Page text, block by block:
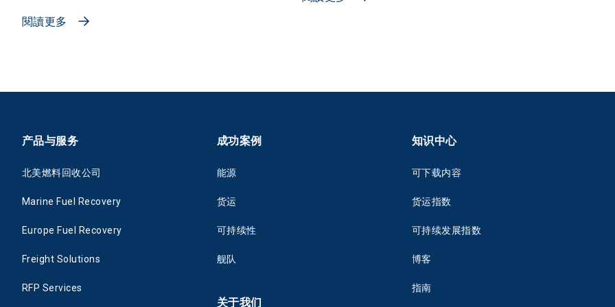
閱讀更多
产品与服务
北美燃料回收公司
Marine Fuel Recovery
Europe Fuel Recovery
Freight Solutions
RFP Services
成功案例
能源
货运
可持续性
舰队
关于我们
知识中心
可下载内容
货运指数
可持续发展指数
博客
指南